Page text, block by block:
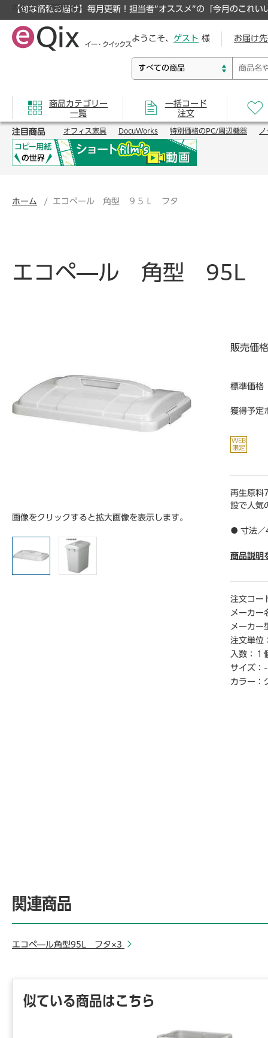
【旬な情報お届け】毎月更新！担当者”オススメ”の『今月のこれい
のオフィス通販サイト
ようこそ、 ゲスト 様 お届け
商品カテゴリー
一覧
一括コード
注文
注目商品 オフィス家具 DocuWorks 特別価格のPC/周辺機器 ノ
ホーム エコペール 角型 ９５Ｌ フタ
エコペ―ル 角型 95L
画像をクリックすると拡大画像を表示します。
販売価格
標準価格
獲得予定
再生原料
設で人気
● 寸法
● 材質／
● 重量／
● 単位／
※ゴミ箱
1）。ご
商品説明
注文コー
メーカー
メーカー
注文単位
入数：
１
サイズ： -
カラー：
関連商品
エコペ―ル角型95L フタ×3
似ている商品はこちら